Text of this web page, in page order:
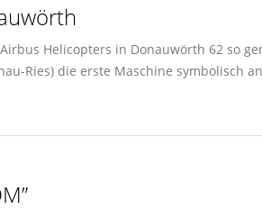
Helicopters in Donauwörth 62 so
Ries) die erste Maschine symbolisch